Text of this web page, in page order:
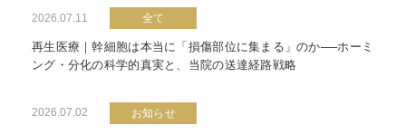
2026.07.11 全て
再生医療｜幹細胞は本当に「損傷部位に集まる」のか──ホーミ
ング・分化の科学的真実と、当院の送達経路戦略
2026.07.02 お知らせ